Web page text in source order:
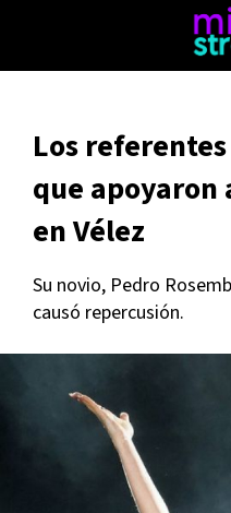
Los
que apoyaron
en Vélez
Su novio, Pedro
causó repercusión.